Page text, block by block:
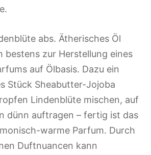
abs. Ätherisches Öl
bestens zur Herstellung eines
auf Ölbasis. Dazu ein
Stück Sheabutter-Jojoba
Lindenblüte mischen, auf
dünn auftragen – fertig ist das
warme Parfum. Durch
Duftnuancen kann